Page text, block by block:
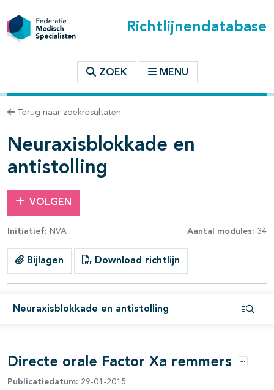
Richtlijnendatabase
ZOEK MENU
Terug naar zoekresultaten
Neuraxisblokkade en
antistolling
VOLGEN
Initiatief: NVA Aantal modules: 34
Bijlagen Download richtlijn
Neuraxisblokkade en antistolling
binnen deze richtlijn
open- en dichtklappen
Directe orale Factor Xa remmers Opties
Publicatiedatum: 29-01-2015